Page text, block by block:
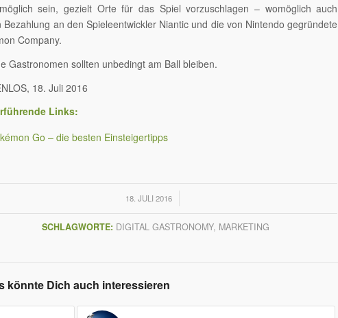
sein, gezielt Orte für das Spiel vorzuschlagen – womöglich auch
Bezahlung an den Spieleentwickler Niantic und die von Nintendo gegründete
Company.
Gastronomen sollten unbedingt am Ball bleiben.
18. Juli 2016
Links:
Go – die besten Einsteigertipps
18. JULI 2016
/
SCHLAGWORTE: DIGITAL GASTRONOMY, MARKETING
könnte Dich auch interessieren